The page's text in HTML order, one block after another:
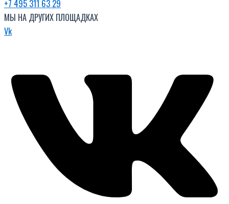
+7 495 311 63 29
МЫ НА ДРУГИХ ПЛОЩАДКАХ
Vk